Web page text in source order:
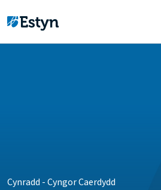
Cynradd -Cyngor Caerdydd